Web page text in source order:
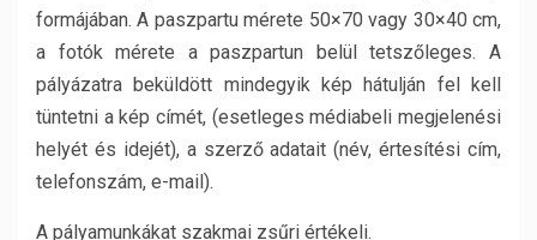
formájában. A paszpartu mérete 50×70 vagy 30×40 cm,
a fotók mérete a paszpartun belül tetszőleges. A
pályázatra beküldött mindegyik kép hátulján fel kell
tüntetni a kép címét, (esetleges médiabeli megjelenési
helyét és idejét), a szerző adatait (név, értesítési cím,
telefonszám, e-mail).
A pályamunkákat szakmai zsűri értékeli.